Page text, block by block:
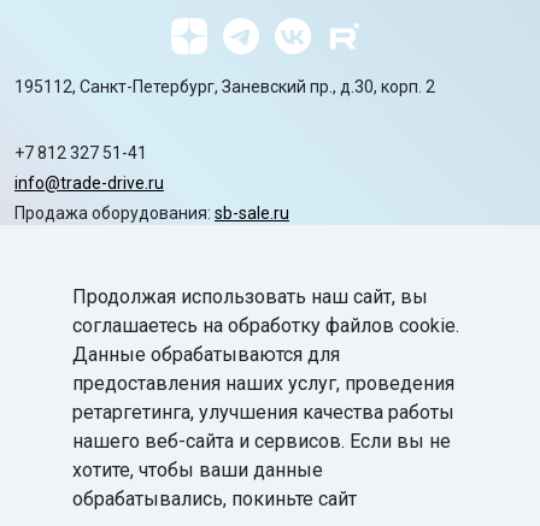
195112, Санкт-Петербург, Заневский пр., д.30, корп. 2
+7 812 327 51-41
info@trade-drive.ru
Продажа оборудования: sb-sale.ru
Автоматизацияchevron_right
Маркировкаchevron_right
Поддержкаchevron_right
База знанийchevron_right
Продолжая использовать наш сайт, вы
соглашаетесь на обработку файлов cookie.
Данные обрабатываются для
предоставления наших услуг, проведения
ретаргетинга, улучшения качества работы
нашего веб-сайта и сервисов. Если вы не
хотите, чтобы ваши данные
обрабатывались, покиньте сайт